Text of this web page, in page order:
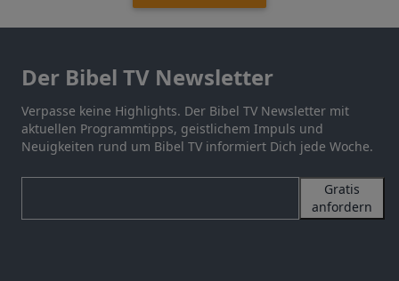
Der Bibel TV Newsletter
Verpasse keine Highlights. Der Bibel TV Newsletter mit
aktuellen Programmtipps, geistlichem Impuls und
Neuigkeiten rund um Bibel TV informiert Dich jede Woche.
Gratis
anfordern